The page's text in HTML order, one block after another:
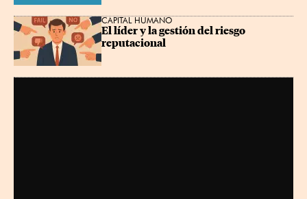
CAPITAL HUMANO
El líder y la gestión del riesgo
reputacional